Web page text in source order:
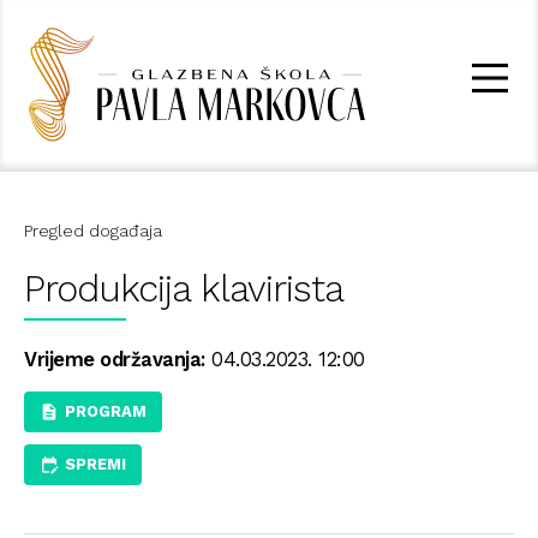
Pregled događaja
Produkcija klavirista
Vrijeme održavanja:04.03.2023. 12:00
PROGRAM
SPREMI